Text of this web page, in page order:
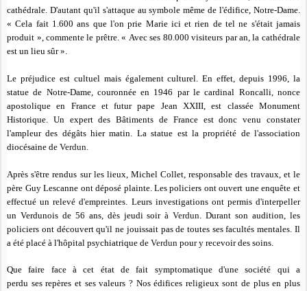
cathédrale. D'autant qu'il s'attaque au symbole même de l'édifice, Notre-Dame.
«Cela fait 1.600 ans que l'on prie Marie ici et rien de tel ne s'était jamais
produit », commente le prêtre. « Avec ses 80.000 visiteurs par an, la cathédrale
est un lieu sûr ».
Le préjudice est cultuel mais également culturel. En effet, depuis 1996, la
statue de Notre-Dame, couronnée en 1946 par le cardinal Roncalli, nonce
apostolique en France et futur pape Jean XXIII, est classée Monument
Historique. Un expert des Bâtiments de France est donc venu constater
l'ampleur des dégâts hier matin. La statue est la propriété de l'association
diocésaine de Verdun.
Après s'être rendus sur les lieux, Michel Collet, responsable des travaux, et le
père Guy Lescanne ont déposé plainte. Les policiers ont ouvert une enquête et
effectué un relevé d'empreintes. Leurs investigations ont permis d'interpeller
un Verdunois de 56 ans, dès jeudi soir à Verdun. Durant son audition, les
policiers ont découvert qu'il ne jouissait pas de toutes ses facultés mentales. Il
a été placé à l'hôpital psychiatrique de Verdunpour y recevoir des soins.
Que faire face à cet état de fait symptomatique d'une société qui a
perdu ses repères et ses valeurs ? Nos édifices religieux sont de plus en plus